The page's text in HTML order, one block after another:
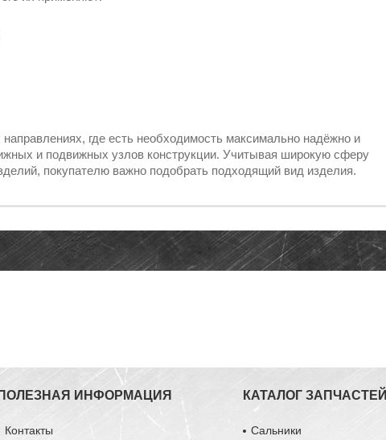
где есть необходимость максимально надёжно и
и подвижных узлов конструкции. Учитывая широкую сферу
покупателю важно подобрать подходящий вид изделия.
ПОЛЕЗНАЯ ИНФОРМАЦИЯ
Контакты
КАТАЛОГ ЗАПЧАСТЕЙ
Сальники